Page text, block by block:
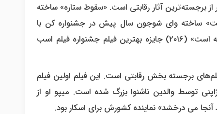
برجسته‌ترین آثار رقابتی است. «سقوط ستاره» ساخته
ساخته وای شوجون سال پیش در جشنواره کن با
تحسین روبه رو شد و اولین فیلم بلند ژانگ با عنوان «تابستان رفته است» (۲۰۱۶) جایزه بهترین فیلم جشنواره فیلم اسب
برجسته بخش رقابتی است. این فیلم اولین فیلم
ژاپنی توسط والدین ناشنوا بزرگ شده است. میپو او از